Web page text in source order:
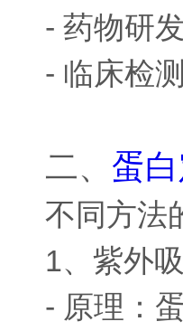
- 药物研
- 临床检
二、 蛋
不同方法
1、紫外
- 原理：